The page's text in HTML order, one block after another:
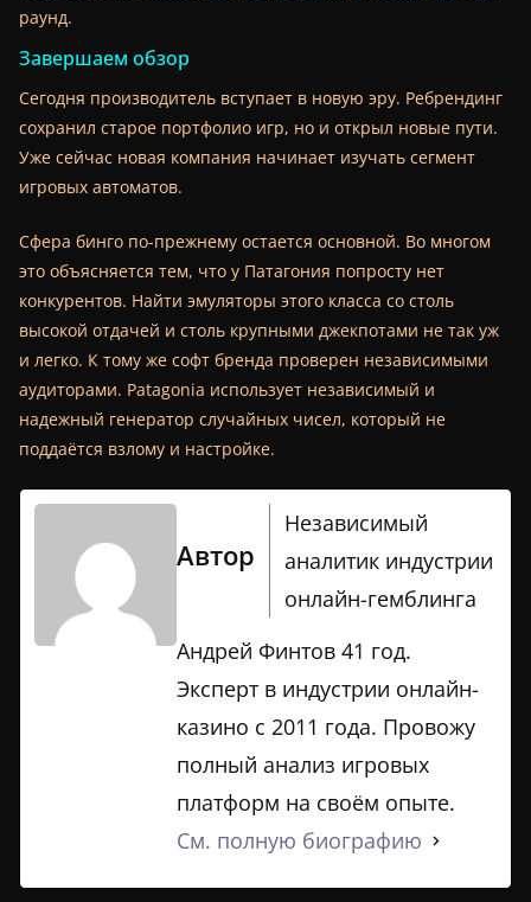
раунд.
Завершаем обзор
Сегодня производитель вступает в новую эру. Ребрендинг
сохранил старое портфолио игр, но и открыл новые пути.
Уже сейчас новая компания начинает изучать сегмент
игровых автоматов.
Сфера бинго по-прежнему остается основной. Во многом
это объясняется тем, что у Патагония попросту нет
конкурентов. Найти эмуляторы этого класса со столь
высокой отдачей и столь крупными джекпотами не так уж
и легко. К тому же софт бренда проверен независимыми
аудиторами. Patagonia использует независимый и
надежный генератор случайных чисел, который не
поддаётся взлому и настройке.
Автор
Независимый
аналитик индустрии
онлайн-гемблинга
Андрей Финтов 41 год.
Эксперт в индустрии онлайн-
казино с 2011 года. Провожу
полный анализ игровых
платформ на своём опыте.
См. полную биографию